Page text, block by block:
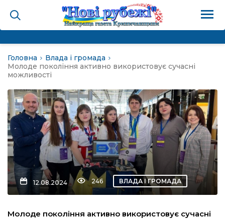
громада
не буває
Головна
Влада і громада
Молоде покоління активно використовує сучасні
можливості
12.08.2024 246 ВЛАДА І ГРОМАДА
Молоде покоління активно використовує сучасні